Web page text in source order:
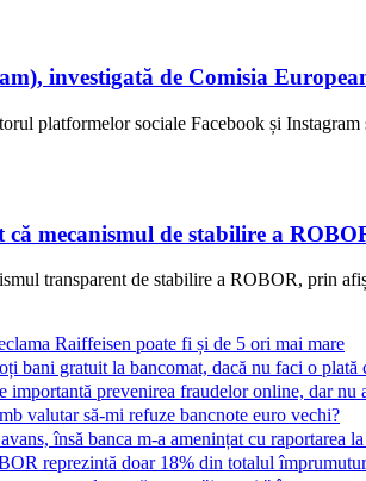
investigată de Comisia
platformelor sociale Facebook și
mecanismul de stabilire a
transparent de stabilire a ROBOR, prin
Raiffeisen poate fi și de 5 ori mai mare
bani gratuit la bancomat, dacă nu faci o plată
importantă prevenirea fraudelor online, dar nu
valutar să-mi refuze bancnote euro vechi?
însă banca m-a amenințat cu raportarea
reprezintă doar 18% din totalul